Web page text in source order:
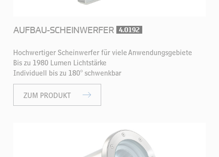
AUFBAU-SCHEINWERFER 4.0192
Hochwertiger Scheinwerfer für viele Anwendungsgebiete
Bis zu 1980 Lumen Lichtstärke
Individuell bis zu 180° schwenkbar
ZUM PRODUKT